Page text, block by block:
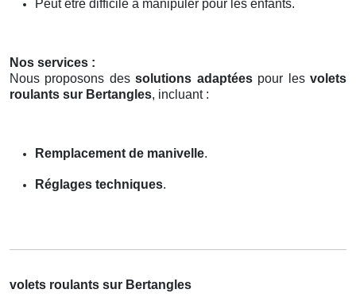
Peut être difficile à manipuler pour les enfants.
Nos services :
Nous proposons dessolutions adaptéespour lesvolets
roulants sur Bertangles, incluant :
Remplacement de manivelle.
Réglages techniques.
volets roulants sur Bertangles